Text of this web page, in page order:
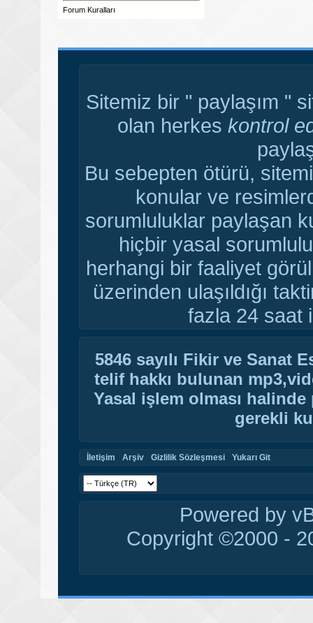
Forum Kuralları
Sitemiz bir " paylaşım "
olan herkes kontrol
Bu sebepten ötürü,
konular ve
sorumluluklar paylaşan
hiçbir yasal
herhangi bir faaliyet
üzerinden ulaşıldığı
fazla 24 saat
5846 sayılı Fikir ve Sanat
telif hakkı bulunan
Yasal işlem olması
gerekli
İletişim Arşiv Gizlilik Sözleşmesi Yukarı Git
Powered by
Copyright ©2000 -